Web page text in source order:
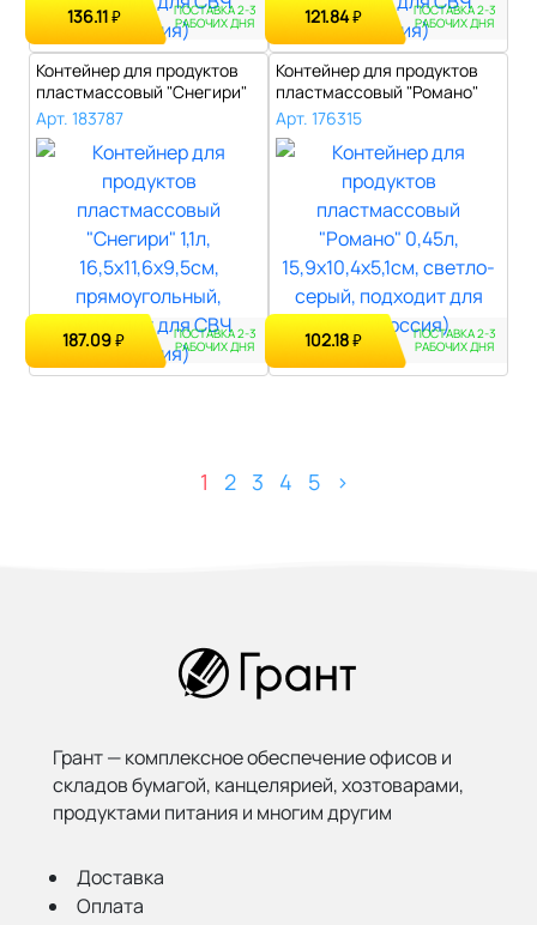
136.11₽ ПОСТАВКА 2-3
РАБОЧИХ ДНЯ 121.84₽ ПОСТАВКА 2-3
РАБОЧИХ ДНЯ
Контейнер для продуктов
пластмассовый "Снегири"
1,1л, 1..
Арт. 183787
187.09₽ ПОСТАВКА 2-3
РАБОЧИХ ДНЯ
Контейнер для продуктов
пластмассовый "Романо"
0,45л, 1..
Арт. 176315
102.18₽ ПОСТАВКА 2-3
РАБОЧИХ ДНЯ
1 2 3 4 5 >
Грант — комплексное обеспечение офисов и
складов бумагой, канцелярией, хозтоварами,
продуктами питания и многим другим
Доставка
Оплата